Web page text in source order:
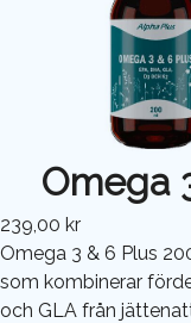
Omega
239,00 kr
Omega 3 & 6 Plus
som kombinerar
och GLA från